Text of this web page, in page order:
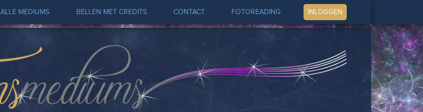
ALLE MEDIUMS BELLEN MET CREDITS CONTACT FOTOREADING INLOGGEN